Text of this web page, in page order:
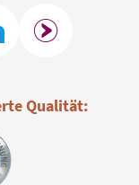
Qualität: